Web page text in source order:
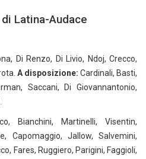
Latina-Audace
Di Renzo, Di Livio, Ndoj, Crecco,
A disposizione: Cardinali, Basti,
Saccani, Di Giovannantonio,
Bianchini, Martinelli, Visentin,
Capomaggio, Jallow, Salvemini,
Fares, Ruggiero, Parigini, Faggioli,